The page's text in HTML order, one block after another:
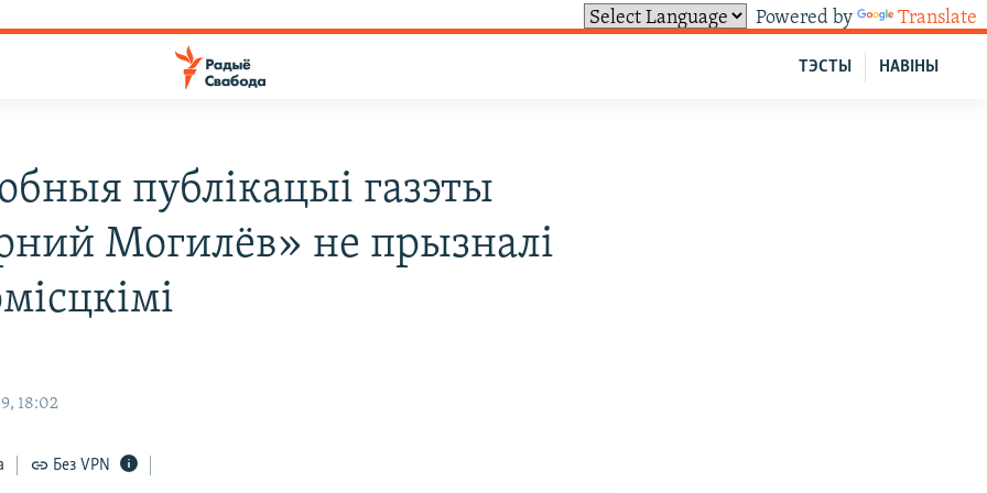
Powered by Translate
НАВІНЫ
ТЭСТЫ
публікацыі газэты
Могилёв» не прызналі
18:02
Без VPN